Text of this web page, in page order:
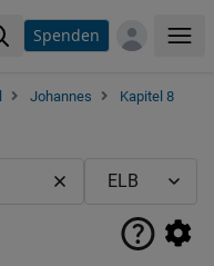
Spenden
Johannes
Kapitel 8